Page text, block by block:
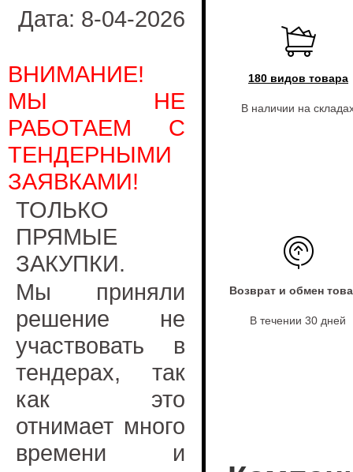
Дата: 8-04-2026
ВНИМАНИЕ!
МЫ НЕ
РАБОТАЕМ С
ТЕНДЕРНЫМИ
ЗАЯВКАМИ!
ТОЛЬКО
ПРЯМЫЕ
ЗАКУПКИ.
Мы приняли
решение не
участвовать в
тендерах, так
как это
отнимает много
времени и
180 видов товара
В наличии на
Возврат и обмен
В течении 30 дней